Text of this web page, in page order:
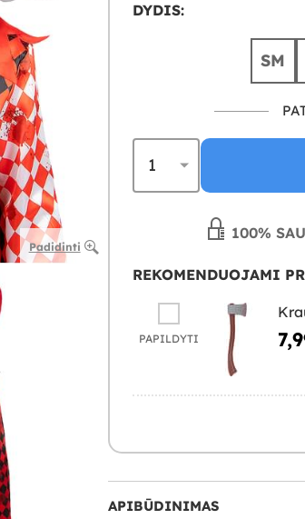
Padidinti
DYDIS:
SM
100%
REKOMENDUOJAMI
PAPILDYTI
APIBŪDINIMAS